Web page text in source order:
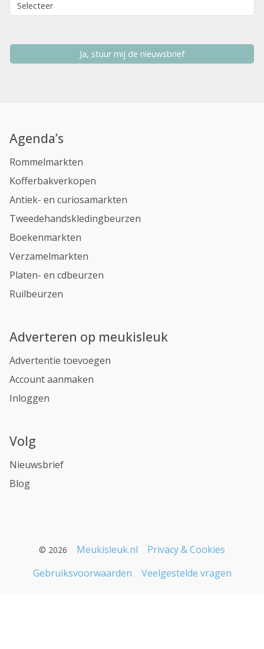
Ja, stuur mij de nieuwsbrief
Agenda’s
Rommelmarkten
Kofferbakverkopen
Antiek- en curiosamarkten
Tweedehandskledingbeurzen
Boekenmarkten
Verzamelmarkten
Platen- en cdbeurzen
Ruilbeurzen
Adverteren op meukisleuk
Advertentie toevoegen
Account aanmaken
Inloggen
Volg
Nieuwsbrief
Blog
© 2026 Meukisleuk.nl
Privacy & Cookies
Gebruiksvoorwaarden
Veelgestelde vragen